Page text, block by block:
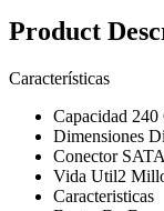
Product
Características
Capacidad 240
Dimensiones
Conector
Vida Util2
Caracteristicas